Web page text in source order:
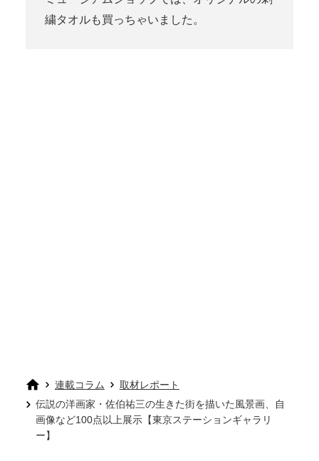
繍タオルも買っちゃいました。
連載コラム
取材レポート
伝説の洋画家・佐伯祐三の生きた街を描いた風景画、自
画像など100点以上展示【東京ステーションギャラリ
ー】